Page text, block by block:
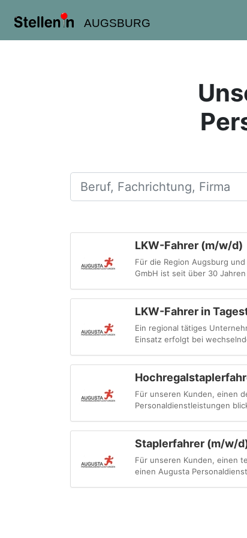
AUGSBURG
Beruf, Fachrichtung, Firma
LKW-Fahrer (m/w/d)
Für die Region Augsburg
GmbH ist seit über 30
LKW-Fahrer in
Ein regional tätiges
Einsatz erfolgt bei
Für unseren Kunden, einen
Personaldienstleistungen
Staplerfahrer (m/w/
Für unseren Kunden, einen
einen Augusta